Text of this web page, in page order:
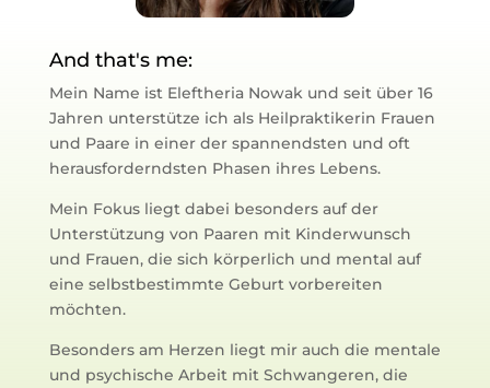
And that's me:
Mein Name ist Eleftheria Nowak und seit über 16
Jahren unterstütze ich als Heilpraktikerin Frauen
und Paare in einer der spannendsten und oft
herausforderndsten Phasen ihres Lebens.
Mein Fokus liegt dabei besonders auf der
Unterstützung von Paaren mit Kinderwunsch
und Frauen, die sich körperlich und mental auf
eine selbstbestimmte Geburt vorbereiten
möchten.
Besonders am Herzen liegt mir auch die mentale
und psychische Arbeit mit Schwangeren, die